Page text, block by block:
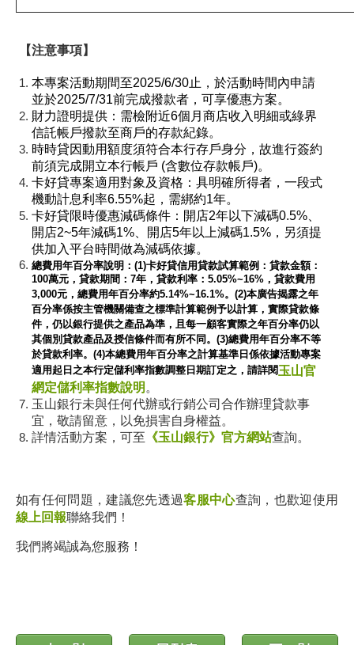
【注意事項】
本專案活動期間至2025/6/30止，於活動時間內申請
並於2025/7/31前完成撥款者，可享優惠方案。
財力證明提供：需檢附近6個月商店收入明細或綠界
信託帳戶撥款至商戶的存款紀錄。
時時貸因動用額度須符合本行存戶身分，故進行簽約
前須完成開立本行帳戶 (含數位存款帳戶)。
卡好貸專案適用對象及資格：具明確所得者，一段式
機動計息利率6.55%起，需綁約1年。
卡好貸限時優惠減碼條件：開店2年以下減碼0.5%、
開店2~5年減碼1%、開店5年以上減碼1.5%，另須提
供加入平台時間做為減碼依據。
總費用年百分率說明：(1)卡好貸信用貸款試算範例：貸款金額：
100萬元，貸款期間：7年，貸款利率：5.05%~16%，貸款費用
3,000元，總費用年百分率約5.14%~16.1%。(2)本廣告揭露之年
百分率係按主管機關備查之標準計算範例予以計算，實際貸款條
件，仍以銀行提供之產品為準，且每一顧客實際之年百分率仍以
其個別貸款產品及授信條件而有所不同。(3)總費用年百分率不等
於貸款利率。(4)本總費用年百分率之計算基準日係依據活動專案
適用起日之本行定儲利率指數調整日期訂定之，請詳閱玉山官
網定儲利率指數說明 。
玉山銀行未與任何代辦或行銷公司合作辦理貸款事
宜，敬請留意，以免損害自身權益。
詳情活動方案，可至 《玉山銀行》官方網站查詢。
如有任何問題，建議您先透過客服中心查詢，也歡迎使用
線上回報聯絡我們！
我們將竭誠為您服務！